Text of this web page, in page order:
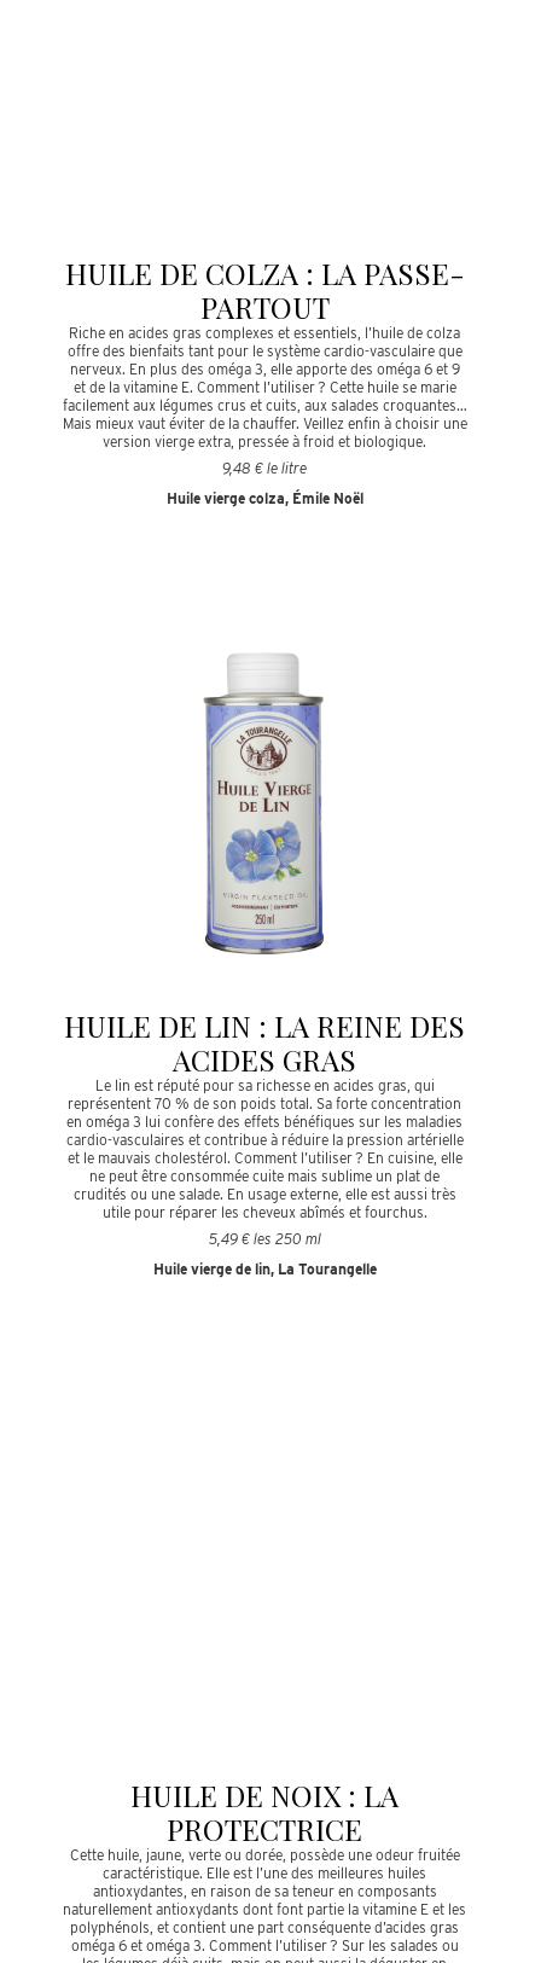
HUILE DE COLZA : LA PASSE-
PARTOUT
Riche en acides gras complexes et essentiels, l’huile de colza
offre des bienfaits tant pour le système cardio-vasculaire que
nerveux. En plus des oméga 3, elle apporte des oméga 6 et 9
et de la vitamine E. Comment l’utiliser ? Cette huile se marie
facilement aux légumes crus et cuits, aux salades croquantes…
Mais mieux vaut éviter de la chauffer. Veillez enfin à choisir une
version vierge extra, pressée à froid et biologique.
9,48 € le litre
Huile vierge colza, Émile Noël
HUILE DE LIN : LA REINE DES
ACIDES GRAS
Le lin est réputé pour sa richesse en acides gras, qui
représentent 70 % de son poids total. Sa forte concentration
en oméga 3 lui confère des effets bénéfiques sur les maladies
cardio-vasculaires et contribue à réduire la pression artérielle
et le mauvais cholestérol. Comment l’utiliser ? En cuisine, elle
ne peut être consommée cuite mais sublime un plat de
crudités ou une salade. En usage externe, elle est aussi très
utile pour réparer les cheveux abîmés et fourchus.
5,49 € les 250 ml
Huile vierge de lin, La Tourangelle
HUILE DE NOIX : LA
PROTECTRICE
Cette huile, jaune, verte ou dorée, possède une odeur fruitée
caractéristique. Elle est l’une des meilleures huiles
antioxydantes, en raison de sa teneur en composants
naturellement antioxydants dont font partie la vitamine E et les
polyphénols, et contient une part conséquente d’acides gras
oméga 6 et oméga 3. Comment l’utiliser ? Sur les salades ou